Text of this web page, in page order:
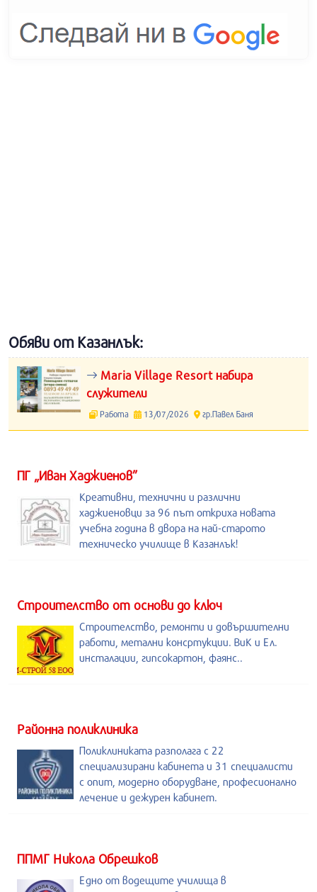
Обяви от Казанлък:
Maria Village Resort набира
служители
Работа 13/07/2026 гр.Павел Баня
ПГ „Иван Хаджиенов”
Креативни, технични и различни
хаджиеновци за 96 път откриха новата
учебна година в двора на най-старото
техническо училище в Казанлък!
Строителство от основи до ключ
Строителство, ремонти и довършителни
работи, метални консртукции. ВиК и Ел.
инсталации, гипсокартон, фаянс..
Районна поликлиника
Поликлиниката разполага с 22
специализирани кабинета и 31 специалисти
с опит, модерно оборудване, професионално
лечение и дежурен кабинет.
ППМГ Никола Обрешков
Едно от водещите училища в